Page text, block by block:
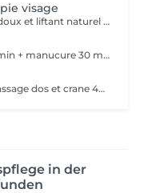
visage
La maderothérapie visage est un soin doux et liftant naturel utilisant des ustensiles en bois pour stimuler la peau et les muscles du visage. Ce soin active la circulation sanguine et lymphatique, draine les toxines, stimule la production de collagène et d'élastine tout en raffermissant la peau. Il redessine les contours du visage, lisse les rides et ridules, atténue les cernes, poches et sillons nasogéniens et remonte les bajoues. Coup d'éclat instantané ! Les bienfaits du soin : - Stimule la production de collagène et d'élastine pour une peau plus ferme et plus tonique - Raffermit la peau, tonifie les tissus et sculpte les contours du visage - Draine les toxines, réduit les poches et les cernes pour un visage visiblement plus frais - Atténue les rides et ridules tout en prévenant le relâchement cutané - Redessine l'ovale du visage et procure un effet liftant naturel - Active la microcirculation pour un teint plus lumineux et éclatant - Procure une sensation de détente en relâchant les tensions du visage, du cou et de la mâchoire.
Soin visage 60 min + massage dos 20 min + manucure 30 min. Une parenthèse de bien-être pour se détendre et se sentir belle jusqu'au bout des mains.
Soin visage Clean Express 60 min + massage dos et crane 40 min. Un moment de lâcher prise pour libérer les tensions et retrouver un visage frais et reposé.
in der